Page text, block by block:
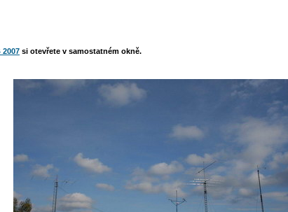
2007 si otevřete v samostatném okně.